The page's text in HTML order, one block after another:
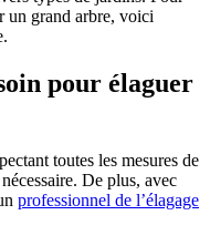
un grand arbre, voici
pour élaguer
toutes les mesures de
De plus, avec
professionnel de l’élagage